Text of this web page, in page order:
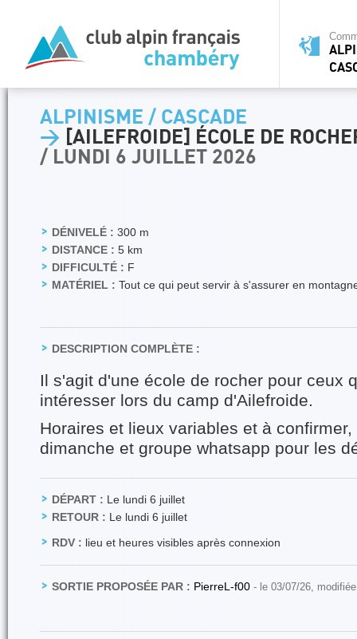
ALPINISME / CASCADE
> [AILEFROIDE] ÉCOLE DE
/ LUNDI 6 JUILLET 2026
DÉNIVELÉ : 300 m
DISTANCE : 5 km
DIFFICULTÉ : F
MATÉRIEL : Tout ce qui peut servir à s'assurer en
DESCRIPTION COMPLÈTE :
Il s'agit d'une école de rocher pour ceux
intéresser lors du camp d'Ailefroide.
Horaires et lieux variables et à
dimanche et groupe whatsapp pour les
DÉPART : Le lundi 6 juillet
RETOUR : Le lundi 6 juillet
RDV : lieu et heures visibles après connexion
SORTIE PROPOSÉE PAR : PierreL-f00 - le 03/07/26,